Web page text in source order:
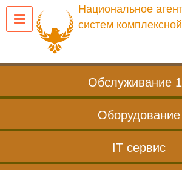
Перейти
содержанию
Национальное
систем
Обслуживание
Оборудование
IT сервис